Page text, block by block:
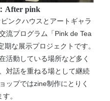
After pink
ンクハウスとアートギャラ
流プログラム「Pink de Tea
な展示プロジェクトです。
活動している場所など多く
対話を重ねる場として継続
ップではzine制作にとりく
。